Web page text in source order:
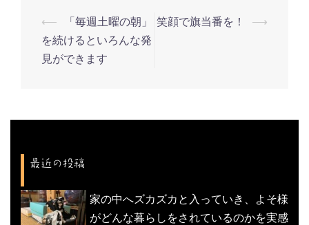
投
稿
ナ
シ
ョ
ン
⟵
「毎週土曜の朝」
を続けるといろんな発
見ができます
笑顔で旗当番を！ ⟶
最近の投稿
家の中へズカズカと入っていき、よそ様
がどんな暮らしをされているのかを実感